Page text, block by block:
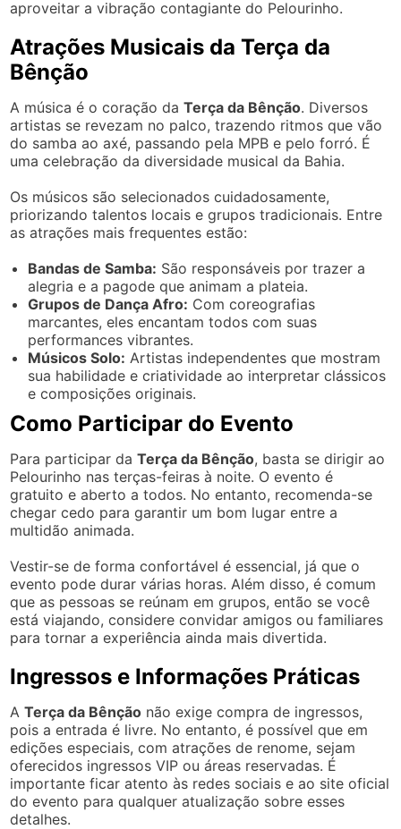
aproveitar a vibração contagiante do Pelourinho.
Atrações Musicais da Terça da
Bênção
A música é o coração daTerça da Bênção. Diversos
artistas se revezam no palco, trazendo ritmos que vão
do samba ao axé, passando pela MPB e pelo forró. É
uma celebração da diversidade musical da Bahia.
Os músicos são selecionados cuidadosamente,
priorizando talentos locais e grupos tradicionais. Entre
as atrações mais frequentes estão:
Bandas de Samba: São responsáveis por trazer a
alegria e a pagode que animam a plateia.
Grupos de Dança Afro: Com coreografias
marcantes, eles encantam todos com suas
performances vibrantes.
Músicos Solo: Artistas independentes que mostram
sua habilidade e criatividade ao interpretar clássicos
e composições originais.
Como Participar do Evento
Para participar daTerça da Bênção, basta se dirigir ao
Pelourinho nas terças-feiras à noite. O evento é
gratuito e aberto a todos. No entanto, recomenda-se
chegar cedo para garantir um bom lugar entre a
multidão animada.
Vestir-se de forma confortável é essencial, já que o
evento pode durar várias horas. Além disso, é comum
que as pessoas se reúnam em grupos, então se você
está viajando, considere convidar amigos ou familiares
para tornar a experiência ainda mais divertida.
Ingressos e Informações Práticas
ATerça da Bênção não exige compra de ingressos,
pois a entrada é livre. No entanto, é possível que em
edições especiais, com atrações de renome, sejam
oferecidos ingressos VIP ou áreas reservadas. É
importante ficar atento às redes sociais e ao site oficial
do evento para qualquer atualização sobre esses
detalhes.